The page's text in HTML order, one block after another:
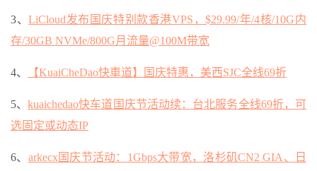
3、LiCloud发布国庆特别款香港VPS，$29.99/年/4核/10G内
存/30GB NVMe/800G月流量@100M带宽
4、 【KuaiCheDao快車道】国庆特惠，美西SJC全线69折
5、kuaichedao快车道国庆节活动续：台北服务全线69折，可
选固定或动态IP
6、 arkecx国庆节活动：1Gbps大带宽，洛杉矶CN2 GIA、日